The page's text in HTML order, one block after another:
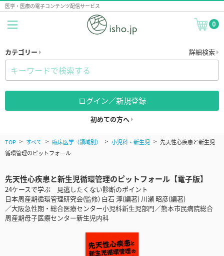
医学・医療の電子コンテンツ配信サービス
0
カテゴリー 詳細検索
ログイン／新規登録
初めての方へ
TOP すべて 臨床医学（領域別） 小児科・新生児
先天性心疾患と新生児
循環管理のピットフォール
先天性心疾患と新生児循環管理のピットフォール【電子版】
24ケースで学ぶ 見逃したくない診断のポイント
日本周産期循環管理研究会(監修) 白石 淳(編著) 川瀬 昭彦(編著)
／大阪急性期・総合医療センター小児科新生児部門／熊本市民病院総合
周産期母子医療センター新生児内科